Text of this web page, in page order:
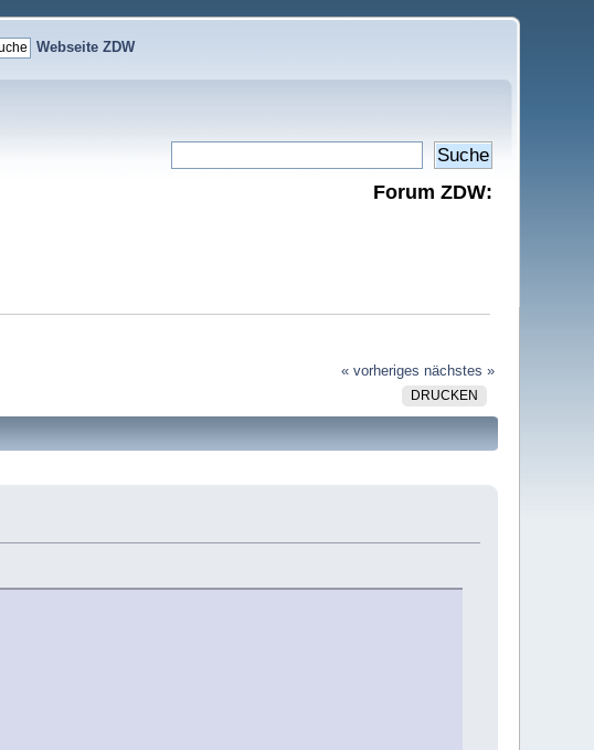
Webseite ZDW
Forum ZDW:
« vorheriges nächstes »
DRUCKEN